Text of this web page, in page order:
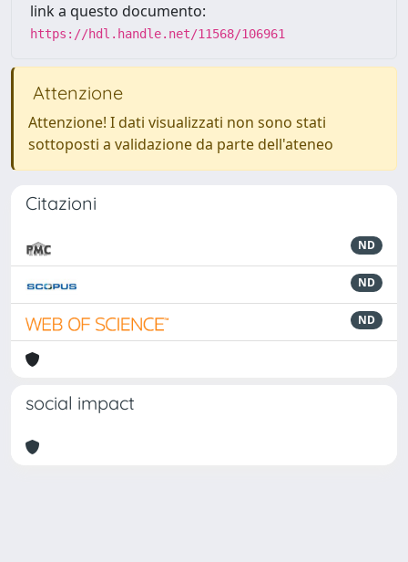
link a questo documento:
https://hdl.handle.net/11568/106961
Attenzione
Attenzione! I dati visualizzati non sono stati
sottoposti a validazione da parte dell'ateneo
Citazioni
ND
ND
ND
social impact